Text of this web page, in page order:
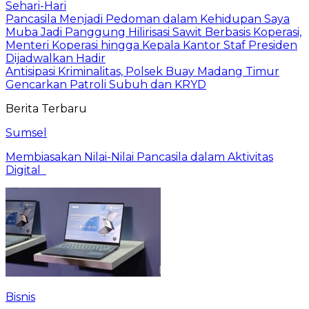
Sehari-Hari
Pancasila Menjadi Pedoman dalam Kehidupan Saya
Muba Jadi Panggung Hilirisasi Sawit Berbasis Koperasi,
Menteri Koperasi hingga Kepala Kantor Staf Presiden
Dijadwalkan Hadir
Antisipasi Kriminalitas, Polsek Buay Madang Timur
Gencarkan Patroli Subuh dan KRYD
Berita Terbaru
Sumsel
Membiasakan Nilai-Nilai Pancasila dalam Aktivitas
Digital
Bisnis